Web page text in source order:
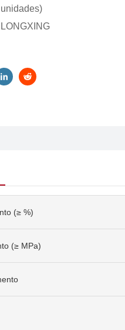
unidades)
LONGXING
5005/5182/6061
(≥ %)
(≥ MPa)